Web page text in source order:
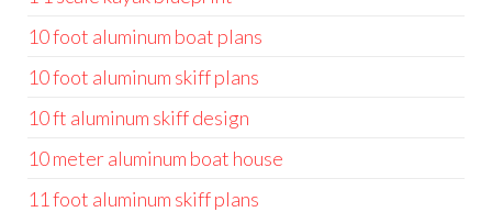
10 foot aluminum boat plans
10 foot aluminum skiff plans
10 ft aluminum skiff design
10 meter aluminum boat house
11 foot aluminum skiff plans